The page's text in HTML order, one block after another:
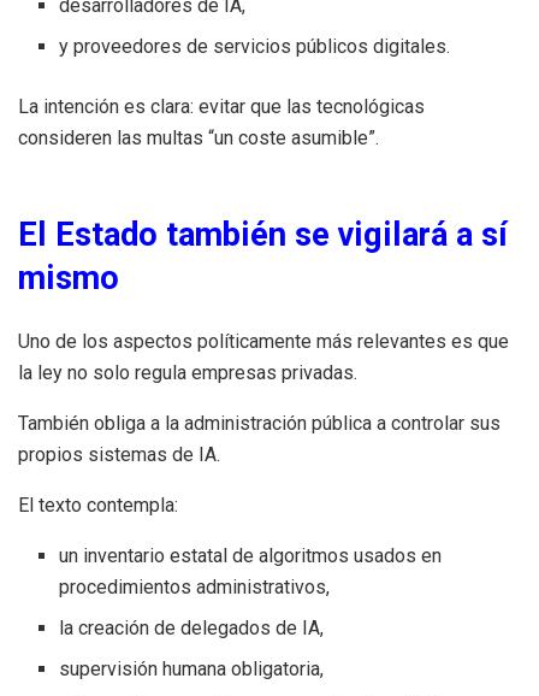
desarrolladores de IA,
y proveedores de servicios públicos digitales.
La intención es clara: evitar que las tecnológicas
consideren las multas “un coste asumible”.
El Estado también se vigilará a sí
mismo
Uno de los aspectos políticamente más relevantes es que
la ley no solo regula empresas privadas.
También obliga a la administración pública a controlar sus
propios sistemas de IA.
El texto contempla:
un inventario estatal de algoritmos usados en
procedimientos administrativos,
la creación de delegados de IA,
supervisión humana obligatoria,